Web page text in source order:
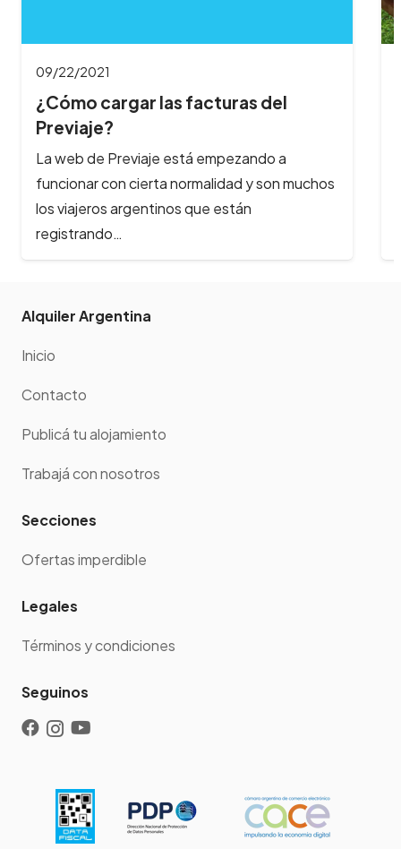
09/22/2021
¿Cómo cargar las facturas del
Previaje?
La web de Previaje está empezando a
funcionar con cierta normalidad y son muchos
los viajeros argentinos que están
registrando…
Alquiler Argentina
Inicio
Contacto
Publicá tu alojamiento
Trabajá con nosotros
Secciones
Ofertas imperdible
Legales
Términos y condiciones
Seguinos